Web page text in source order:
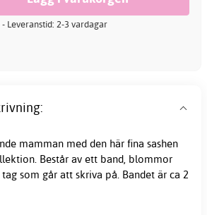
Leveranstid: 2-3 vardagar
mamman med den här fina sashen
Består av ett band, blommor
som går att skriva på. Bandet är ca 2